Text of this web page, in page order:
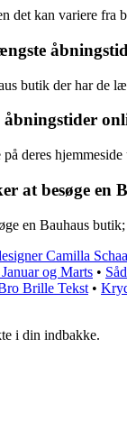
det kan variere
butik der har de
deres
at besøge en
en Bauhaus
Camilla
og Marts •
Brille Tekst •
i din indbakke.